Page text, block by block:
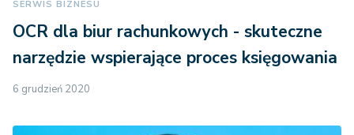
SERWIS BIZNESU
OCR dla biur rachunkowych - skuteczne
narzędzie wspierające proces księgowania
6 grudzień 2020